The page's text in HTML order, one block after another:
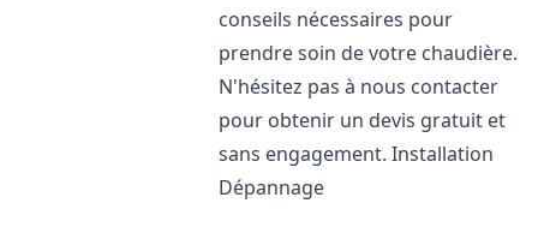
conseils nécessaires pour
prendre soin de votre chaudière.
N'hésitez pas à nous contacter
pour obtenir un devis gratuit et
sans engagement. Installation
Dépannage